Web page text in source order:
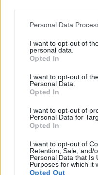
Please note that this
not limited to your visit or
grant or deny consent to
use your data for below
consent section.
Personal Data
I want to opt-out of
personal data.
Opted In
I want to opt-out of
Personal Data.
Opted In
I want to opt-out of
Personal Data for
Opted In
I want to opt-out of
Retention, Sale, and/
Personal Data that Is
Purposes for which it
Opted Out
Mengekalkan
Semasa
cergas semasa pulih
merupakan cara
mengurangkan
Ini penting bagi
pembedahan atau
membina semula
mobiliti dengan
Ramai orang
dalam senaman